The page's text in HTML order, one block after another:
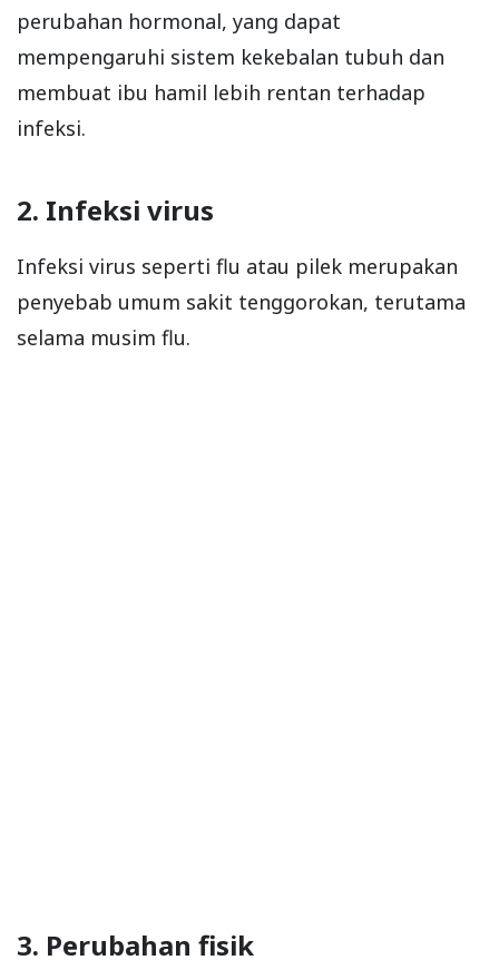
perubahan hormonal, yang dapat
mempengaruhi sistem kekebalan tubuh dan
membuat ibu hamil lebih rentan terhadap
infeksi.
2. Infeksi virus
Infeksi virus seperti flu atau pilek merupakan
penyebab umum sakit tenggorokan, terutama
selama musim flu.
3. Perubahan fisik